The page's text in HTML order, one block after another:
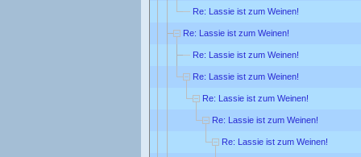
Re: Lassie ist zum Weinen!
Re: Lassie ist zum Weinen!
Re: Lassie ist zum Weinen!
Re: Lassie ist zum Weinen!
Re: Lassie ist zum Weinen!
Re: Lassie ist zum Weinen!
Re: Lassie ist zum Weinen!